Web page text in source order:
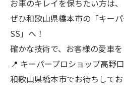
お車のキレイを保ちたい方は、
ぜひ和歌山県橋本市の「キー
SS」へ！
確かな技術で、お客様の愛車
📍 キーパープロショップ高野
和歌山県橋本市でお待ちしてお